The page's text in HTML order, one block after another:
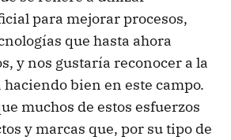
para mejorar procesos,
que hasta ahora
y nos gustaría reconocer a la
haciendo bien en este campo.
muchos de estos esfuerzos
y marcas que, por su tipo de